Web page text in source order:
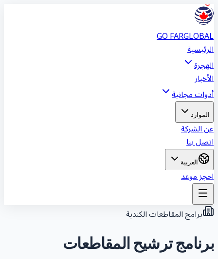
GO FARGLOBAL
الرئيسية
الهجرة
الأخبار
أدوات مجانية
الموارد
عن الشركة
اتصل بنا
العربية
احجز موعد
برامج المقاطعات الكندية
ترشيح المقاطعات